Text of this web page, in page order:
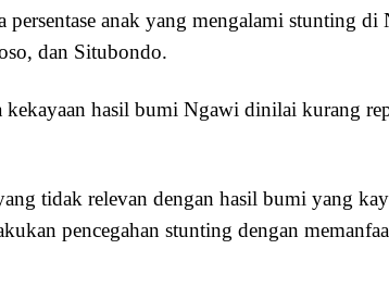
anak yang mengalami stunting
dan Situbondo.
hasil bumi Ngawi dinilai kurang
tidak relevan dengan hasil bumi yang
pencegahan stunting dengan